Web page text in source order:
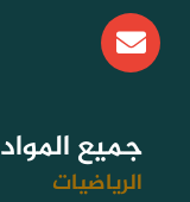
E
n
v
l
o
جميع المواد
الرياضيات